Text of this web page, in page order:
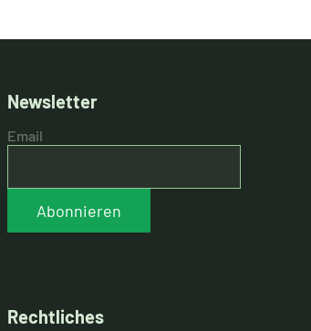
Newsletter
Email
Abonnieren
Rechtliches